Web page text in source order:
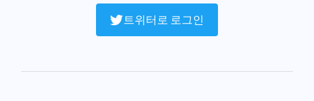
트위터로 로그인